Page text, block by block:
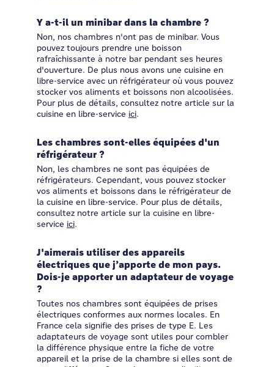
Y a-t-il un minibar dans la chambre ?
Non, nos chambres n'ont pas de minibar. Vous
pouvez toujours prendre une boisson
rafraîchissante à notre bar pendant ses heures
d'ouverture. De plus nous avons une cuisine en
libre-service avec un réfrigérateur où vous pouvez
stocker vos aliments et boissons non alcoolisées.
Pour plus de détails, consultez notre article sur la
cuisine en libre-service ici.
Les chambres sont-elles équipées d'un
réfrigérateur ?
Non, les chambres ne sont pas équipées de
réfrigérateurs. Cependant, vous pouvez stocker
vos aliments et boissons dans le réfrigérateur de
la cuisine en libre-service. Pour plus de détails,
consultez notre article sur la cuisine en libre-
service ici.
J'aimerais utiliser des appareils
électriques que j’apporte de mon pays.
Dois-je apporter un adaptateur de voyage
?
Toutes nos chambres sont équipées de prises
électriques conformes aux normes locales. En
France cela signifie des prises de type E. Les
adaptateurs de voyage sont utiles pour combler
la différence physique entre la fiche de votre
appareil et la prise de la chambre si elles sont de